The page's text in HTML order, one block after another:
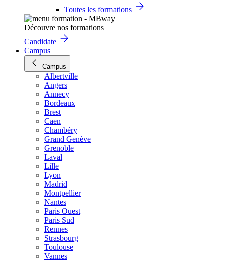
Toutes les formations
Découvre nos formations
Candidate
Campus
Campus
Albertville
Angers
Annecy
Bordeaux
Brest
Caen
Chambéry
Grand Genève
Grenoble
Laval
Lille
Lyon
Madrid
Montpellier
Nantes
Paris Ouest
Paris Sud
Rennes
Strasbourg
Toulouse
Vannes